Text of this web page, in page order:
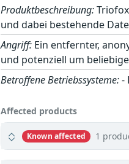
Produktbeschreibung:
und dabei bestehende
Angriff: Ein entfernter,
und potenziell um
Betroffene Betriebssysteme:-
Affected products
Known affected 1